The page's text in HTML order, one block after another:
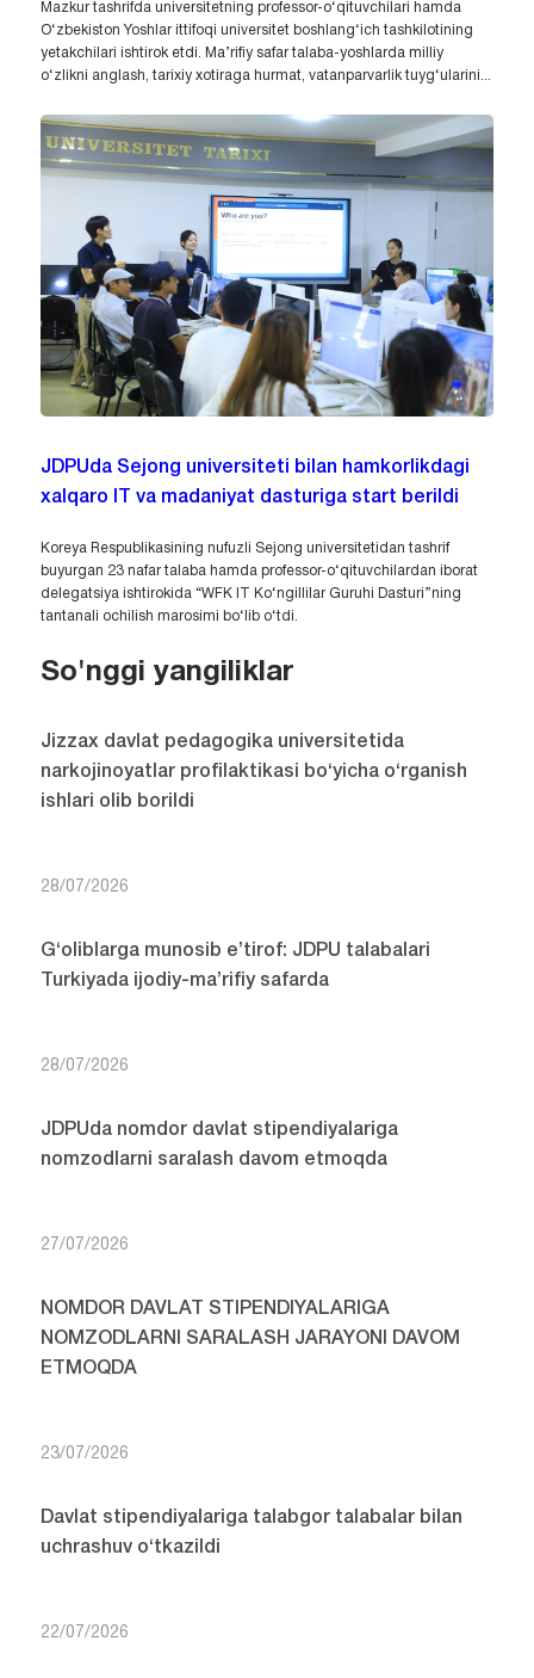
Mazkur tashrifda universitetning professor-o‘qituvchilari hamda
O‘zbekiston Yoshlar ittifoqi universitet boshlang‘ich tashkilotining
yetakchilari ishtirok etdi. Ma’rifiy safar talaba-yoshlarda milliy
o‘zlikni anglash, tarixiy xotiraga hurmat, vatanparvarlik tuyg‘ularini...
JDPUda Sejong universiteti bilan hamkorlikdagi
xalqaro IT va madaniyat dasturiga start berildi
Koreya Respublikasining nufuzli Sejong universitetidan tashrif
buyurgan 23 nafar talaba hamda professor-o‘qituvchilardan iborat
delegatsiya ishtirokida “WFK IT Ko‘ngillilar Guruhi Dasturi”ning
tantanali ochilish marosimi bo‘lib o‘tdi.
So'nggi yangiliklar
Jizzax davlat pedagogika universitetida
narkojinoyatlar profilaktikasi bo‘yicha o‘rganish
ishlari olib borildi
28/07/2026
G‘oliblarga munosib e’tirof: JDPU talabalari
Turkiyada ijodiy-ma’rifiy safarda
28/07/2026
JDPUda nomdor davlat stipendiyalariga
nomzodlarni saralash davom etmoqda
27/07/2026
NOMDOR DAVLAT STIPENDIYALARIGA
NOMZODLARNI SARALASH JARAYONI DAVOM
ETMOQDA
23/07/2026
Davlat stipendiyalariga talabgor talabalar bilan
uchrashuv o‘tkazildi
22/07/2026